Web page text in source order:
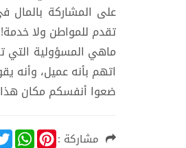
على المشاركة بالمال
تقدم للمواطن ولا
ماهي المسؤولية التي
اتهم بأنه عميل، وأنه
ضعوا أنفسكم مكان
مشاركة : T W P